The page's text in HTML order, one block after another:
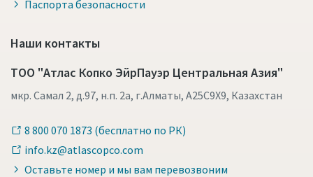
Паспорта безопасности
Наши контакты
ТОО "Атлас Копко ЭйрПауэр Центральная Азия"
мкр. Самал 2, д.97, н.п. 2а, г.Алматы, A25C9X9, Казахстан
8 800 070 1873 (бесплатно по РК)
info.kz@atlascopco.com
Оставьте номер и мы вам перевозвоним